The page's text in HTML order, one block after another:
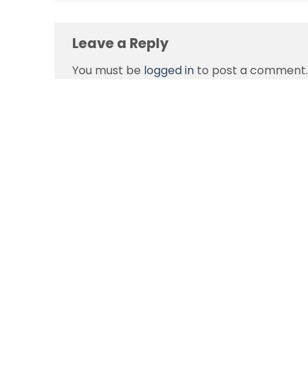
Leave a Reply
You must be logged in to post a comment.